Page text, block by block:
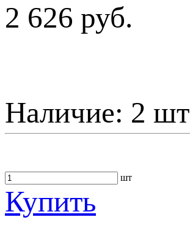
2 626 руб.
Наличие: 2 шт
шт
Купить